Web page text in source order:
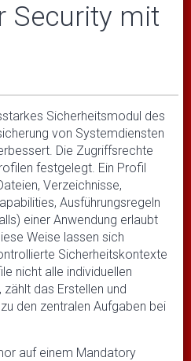
Security mit
Sicherheitsmodul des
von Systemdiensten
Die Zugriffsrechte
festgelegt. Ein Profil
Verzeichnisse,
Ausführungsregeln
einer Anwendung erlaubt
Weise lassen sich
Sicherheitskontexte
nicht alle individuellen
das Erstellen und
den zentralen Aufgaben bei
auf einem Mandatory